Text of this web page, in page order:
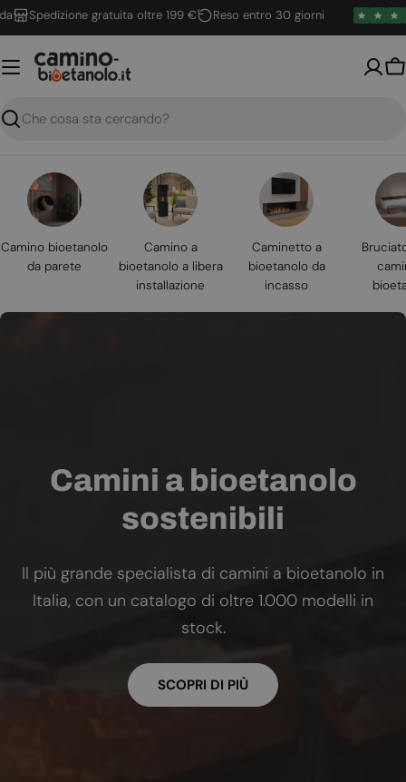
Vai
al
contenuto
Spedizione gratuita oltre 199 € Reso entro 30 giorni
Ricerca
Camino bioetanolo
da parete
Camino a
bioetanolo a libera
installazione
Caminetto a
bioetanolo da
incasso
Camini a bioetanolo
sostenibili
Il più grande specialista di camini a bioetanolo in
Italia, con un catalogo di oltre 1.000 modelli in
stock.
SCOPRI DI PIÙ